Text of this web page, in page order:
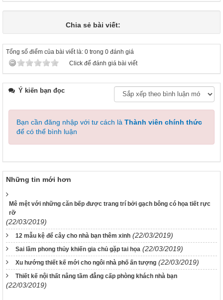
Chia sẻ bài viết:
Tổng số điểm của bài viết là: 0 trong 0 đánh giá
Click để đánh giá bài viết
Ý kiến bạn đọc
Bạn cần đăng nhập với tư cách là Thành viên chính thức
để có thể bình luận
Những tin mới hơn
Mê mệt với những căn bếp được trang trí bởi gạch bông có họa tiết rực
rỡ
(22/03/2019)
12 mẫu kệ để cây cho nhà bạn thêm xinh (22/03/2019)
Sai lầm phong thủy khiến gia chủ gặp tai họa (22/03/2019)
Xu hướng thiết kế mới cho ngôi nhà phố ấn tượng (22/03/2019)
Thiết kế nội thất nâng tầm đẳng cấp phòng khách nhà bạn
(22/03/2019)